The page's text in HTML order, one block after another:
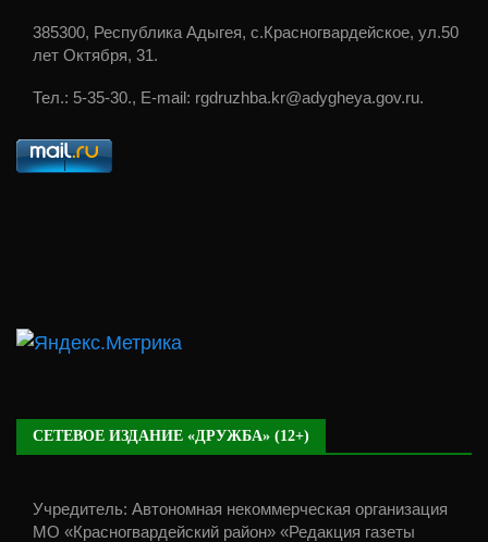
385300, Республика Адыгея, с.Красногвардейское, ул.50
лет Октября, 31.
Тел.: 5-35-30., E-mail: rgdruzhba.kr@adygheya.gov.ru.
СЕТЕВОЕ ИЗДАНИЕ «ДРУЖБА» (12+)
Учредитель: Автономная некоммерческая организация
МО «Красногвардейский район» «Редакция газеты